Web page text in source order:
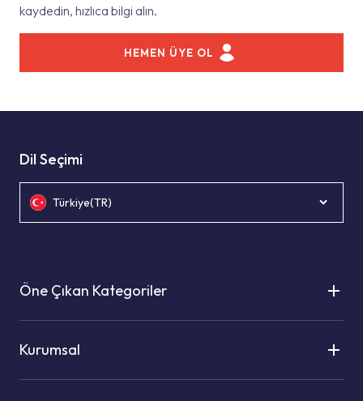
kaydedin, hızlıca bilgi alın.
HEMEN ÜYE OL
Dil Seçimi
Türkiye(TR)
Öne Çıkan Kategoriler
Kurumsal